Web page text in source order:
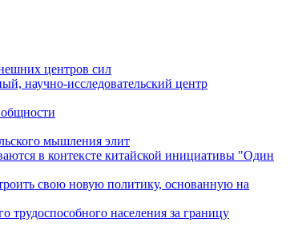
центров сил
научно-исследовательский центр
мышления элит
в контексте китайской инициативы "Один
свою новую политику, основанную на
населения за границу